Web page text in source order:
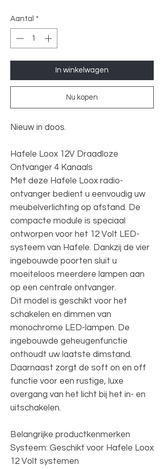
Aantal *
In winkelwagen
Nu kopen
Nieuw in doos.
Hafele Loox 12V Draadloze
Ontvanger 4 Kanaals
Met deze Hafele Loox radio-
ontvanger bedient u eenvoudig uw
meubelverlichting op afstand. De
compacte module is speciaal
ontworpen voor het 12 Volt LED-
systeem van Hafele. Dankzij de vier
ingebouwde poorten sluit u
moeiteloos meerdere lampen aan
op een centrale ontvanger.
Dit model is geschikt voor het
schakelen en dimmen van
monochrome LED-lampen. De
ingebouwde geheugenfunctie
onthoudt uw laatste dimstand.
Daarnaast zorgt de soft on en off
functie voor een rustige, luxe
overgang van het licht bij het in- en
uitschakelen.
Belangrijke productkenmerken
Systeem: Geschikt voor Hafele Loox
12 Volt systemen